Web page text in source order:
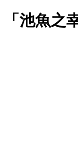
「池魚之